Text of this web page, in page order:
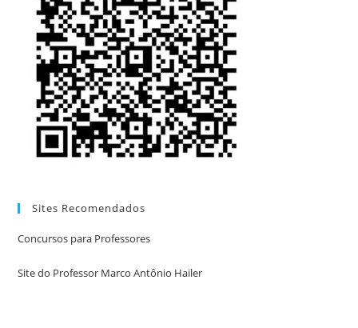
Sites Recomendados
Concursos para Professores
Site do Professor Marco Antônio Hailer